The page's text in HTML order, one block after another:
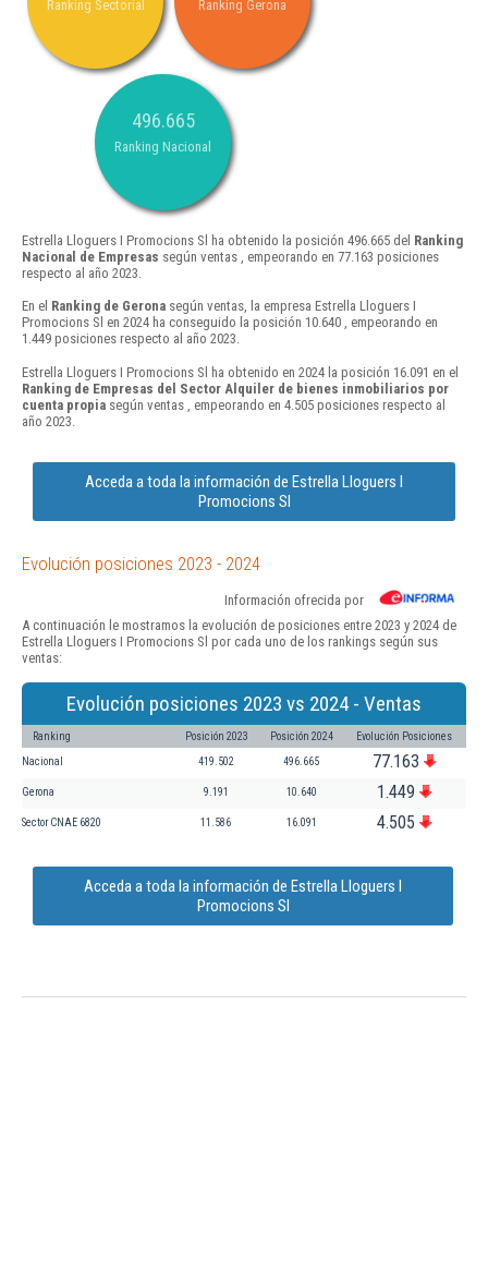
Ranking Sectorial Ranking Gerona
496.665
Ranking Nacional
Estrella Lloguers I Promocions Sl ha obtenido la posición 496.665 del Ranking
Nacional de Empresas según ventas , empeorando en 77.163 posiciones
respecto al año 2023.
En el Ranking de Gerona según ventas, la empresa Estrella Lloguers I
Promocions Sl en 2024 ha conseguido la posición 10.640 , empeorando en
1.449 posiciones respecto al año 2023.
Estrella Lloguers I Promocions Sl ha obtenido en 2024 la posición 16.091 en el
Ranking de Empresas del Sector Alquiler de bienes inmobiliarios por
cuenta propia según ventas , empeorando en 4.505 posiciones respecto al
año 2023.
Acceda a toda la información de Estrella Lloguers I
Promocions Sl
Evolución posiciones 2023 - 2024
Información ofrecida por
A continuación le mostramos la evolución de posiciones entre 2023 y 2024 de
Estrella Lloguers I Promocions Sl por cada uno de los rankings según sus
ventas:
Evolución posiciones 2023 vs 2024 - Ventas
Ranking Posición 2023 Posición 2024 Evolución Posiciones
Nacional 419.502 496.665 77.163
Gerona 9.191 10.640 1.449
Sector CNAE 6820 11.586 16.091 4.505
Acceda a toda la información de Estrella Lloguers I
Promocions Sl